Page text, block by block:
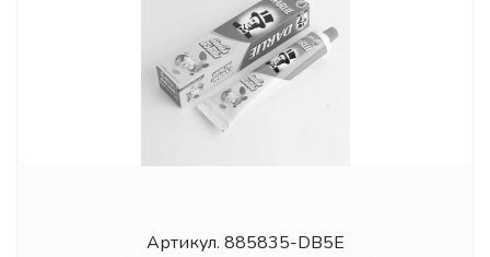
Артикул. 885835-DB5E